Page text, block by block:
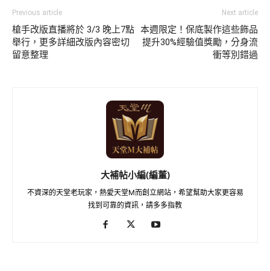
Previous article
槍手改版直播將於 3/3 晚上7點
舉行，更多詳細改版內容密切
留意整理
Next article
本週限定！保底製作這些飾品
提升30%經驗值獎勵，分身流
衝等別錯過
大補帖小編(編董)
不資深的天堂老玩家，熱愛天堂M而創立網站，希望幫助大家更容易
找到可靠的資訊，請多多指教